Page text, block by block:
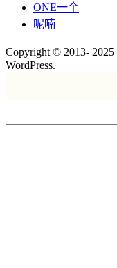
ONE一个
呢喃
Copyright © 2013-
WordPress.